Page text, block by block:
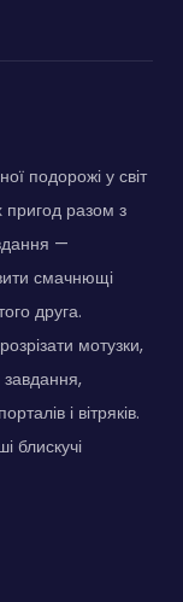
подорожі у світ
разом з
—
смачнющі
друга.
мотузки,
завдання,
і вітряків.
блискучі